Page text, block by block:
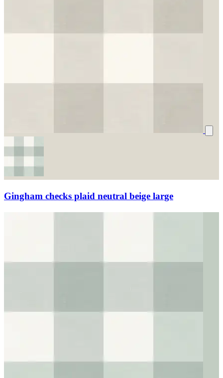
Gingham checks plaid neutral beige large